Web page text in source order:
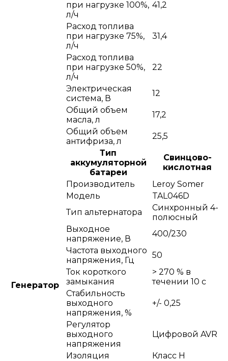
при нагрузке 100%,
л/ч
41,2
Расход топлива
при нагрузке 75%,
л/ч
31,4
Расход топлива
при нагрузке 50%,
л/ч
22
Электрическая
система, В
12
Общий объем
масла, л
17,2
Общий объем
антифриза, л
25,5
Тип
аккумуляторной
батареи
Cвинцово-
кислотная
Генератор
Производитель
Leroy Somer
Модель
TAL046D
Тип альтернатора
Синхронный 4-
полюсный
Выходное
напряжение, В
400/230
Частота выходного
напряжения, Гц
50
Ток короткого
замыкания
> 270 % в
течении 10 с
Стабильность
выходного
напряжения, %
+/- 0,25
Регулятор
выходного
напряжения
Цифровой AVR
Изоляция
Класс Н